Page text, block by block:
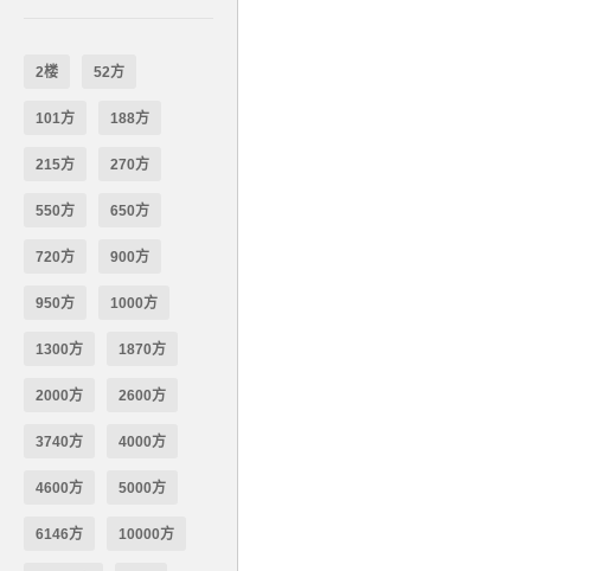
2楼 52方
101方 188方
215方 270方
550方 650方
720方 900方
950方 1000方
1300方 1870方
2000方 2600方
3740方 4000方
4600方 5000方
6146方 10000方